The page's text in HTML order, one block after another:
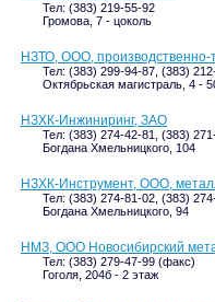
Тел: (383) 219-55-92
Громова, 7 - цоколь
НЗТО, ООО, производственно-
Тел: (383) 299-94-87, (383)
Октябрьская магистраль, 4 -
НЗХК-Инжиниринг, ЗАО
Тел: (383) 274-42-81, (383)
Богдана Хмельницкого, 104
НЗХК-Инструмент, ООО,
Тел: (383) 274-81-02, (383)
Богдана Хмельницкого, 94
НМЗ, ООО Новосибирский
Тел: (383) 279-47-99 (факс)
Гоголя, 204б - 2 этаж